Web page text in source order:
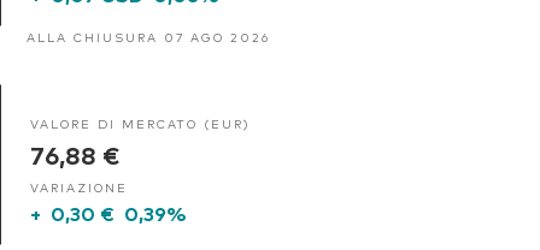
ALLA CHIUSURA 07 AGO 2026
VALORE DI MERCATO (EUR)
76,88 €
VARIAZIONE
+ 0,30 € 0,39%